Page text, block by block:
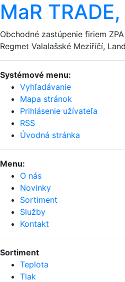
MaR
Obchodné zastúpenie firiem
Regmet Valalašské Meziříčí,
Systémové menu:
Vyhľadávanie
Mapa stránok
Prihlásenie užívateľa
RSS
Úvodná stránka
Menu:
O nás
Novinky
Sortiment
Služby
Kontakt
Sortiment
Teplota
Tlak